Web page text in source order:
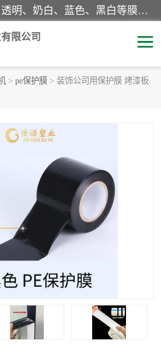
该类保护膜有复合，透明、奶白、蓝色、黑白等膜型。特高粘，高粘，中高粘，中粘，中低粘，低粘等。对于不同的粘力要求有相应的产品相适配。无胶渍残留污染。在较宽的收卷幅度下平整无皱纹，收卷长度大，利于机械化及自动化施工粘贴。为您的产品提供的表面保护解决方案。 产品广泛适用于：铝材、不锈钢、金属、塑料、电子、家电、家具、玻璃、化工材料、装饰材料等。
限公司
> pe保护膜 > 装饰公司用保护膜 烤漆板
家具保护膜
透明保护膜
乳白保护膜
纯黑保护膜
彩钢板保护膜
两边上胶保护膜